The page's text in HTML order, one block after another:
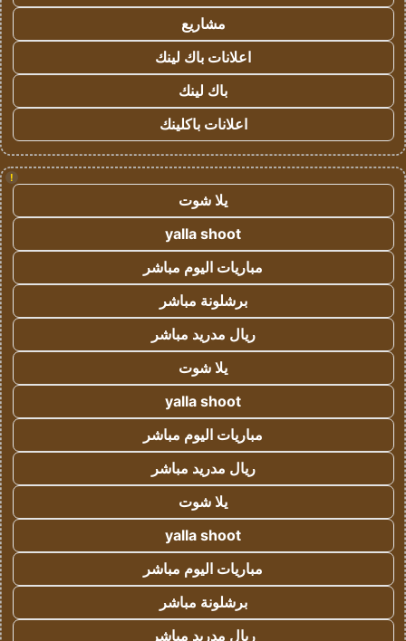
مشاريع
اعلانات باك لينك
باك لينك
اعلانات باكلينك
!
يلا شوت
yalla shoot
مباريات اليوم مباشر
برشلونة مباشر
ريال مدريد مباشر
يلا شوت
yalla shoot
مباريات اليوم مباشر
ريال مدريد مباشر
يلا شوت
yalla shoot
مباريات اليوم مباشر
برشلونة مباشر
ريال مدريد مباشر